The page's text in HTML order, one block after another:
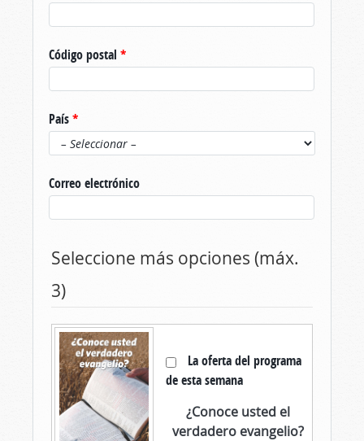
Código postal *
País*
Correo electrónico
Seleccione más opciones (máx.
3)
La oferta del programa
de esta semana
¿Conoce usted el
verdadero evangelio?